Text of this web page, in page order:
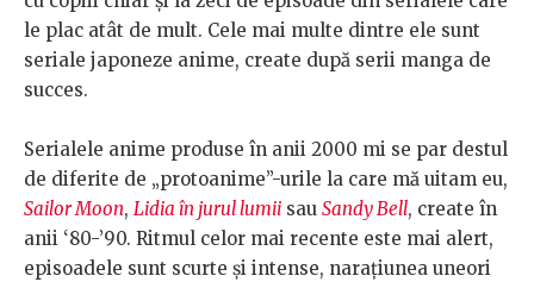
le plac atât de mult. Cele mai multe dintre ele sunt
seriale japoneze anime, create după serii manga de
succes.
Serialele anime produse în anii 2000 mi se par destul
de diferite de „protoanime”-urile la care mă uitam eu,
Sailor Moon, Lidia în jurul lumii sau Sandy Bell, create în
anii ‘80-’90. Ritmul celor mai recente este mai alert,
episoadele sunt scurte și intense, narațiunea uneori